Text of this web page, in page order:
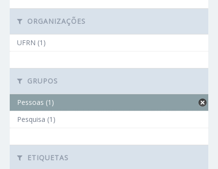
ORGANIZAÇÕES
UFRN (1)
GRUPOS
Pessoas (1)
Pesquisa (1)
ETIQUETAS